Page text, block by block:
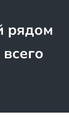
рядом